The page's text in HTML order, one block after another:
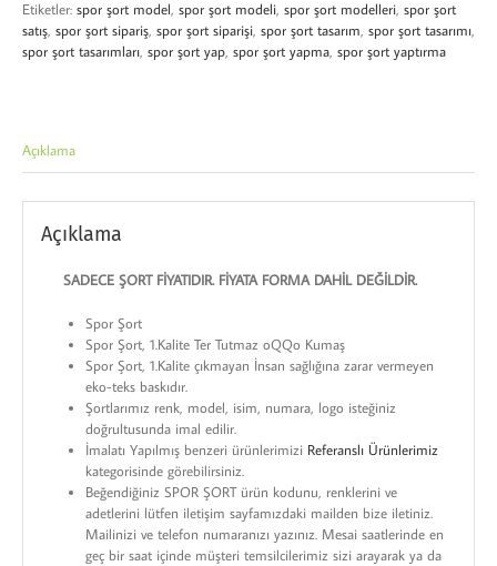
Etiketler: spor şort model spor şort modeli spor şort modelleri spor şort
satış spor şort sipariş spor şort siparişi spor şort tasarım spor şort tasarımı
spor şort tasarımları spor şort yap spor şort yapma spor şort yaptırma
Açıklama
Açıklama
SADECE ŞORT FİYATIDIR. FİYATA FORMA DAHİL DEĞİLDİR.
Spor Şort
Spor Şort, 1.Kalite Ter Tutmaz oQQo Kumaş
Spor Şort, 1.Kalite çıkmayan İnsan sağlığına zarar vermeyen
eko-teks baskıdır.
Şortlarımız renk, model, isim, numara, logo isteğiniz
doğrultusunda imal edilir.
İmalatı Yapılmış benzeri ürünlerimizi Referanslı Ürünlerimiz
kategorisinde görebilirsiniz.
Beğendiğiniz SPOR ŞORT ürün kodunu, renklerini ve
adetlerini lütfen iletişim sayfamızdaki mailden bize iletiniz.
Mailinizi ve telefon numaranızı yazınız. Mesai saatlerinde en
geç bir saat içinde müşteri temsilcilerimiz sizi arayarak ya da